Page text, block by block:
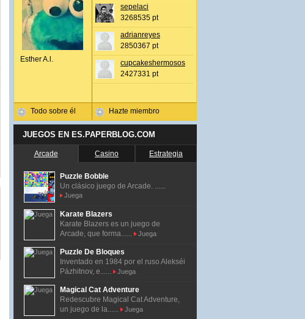
Esther A.l.
Todo sobre él
sepelaci
3268535 pt
adrianreyes
2850367 pt
cupcakeshermosos
2427331 pt
Hazte miembro
JUEGOS EN ES.PAPERBLOG.COM
Arcade Casino Estrategia
Puzzle Bobble
Un clásico juego de Arcade. ......
Juega
Karate Blazers
Karate Blazers es un juego de
Arcade, que forma......
Juega
Puzzle De Bloques
Inventado en 1984 por el ruso Alekséi
Pázhitnov, e......
Juega
Magical Cat Adventure
Redescubre Magical Cat Adventure,
un juego de la......
Juega